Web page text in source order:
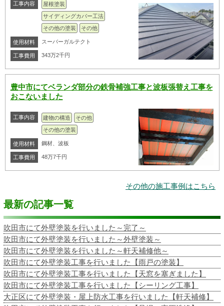
工事内容
屋根塗装
サイディングカバー工法
その他の塗装
その他
使用材料 スーバーガルテクト
工事費用 343万2千円
豊中市にてベランダ部分の鉄骨補強工事と波板張替え工事を
おこないました
工事内容 建物の構造
その他
その他の塗装
使用材料 鋼材、波板
工事費用 48万7千円
その他の施工事例はこちら
最新の記事一覧
吹田市にて外壁塗装を行いました～完了～
吹田市にて外壁塗装を行いました～外壁塗装～
吹田市にて外壁塗装を行いました～軒天補修他～
吹田市にて外壁塗装工事を行いました【雨戸の塗装】
吹田市にて外壁塗装工事を行いました【天窓を塞ぎました】
吹田市にて外壁塗装工事を行いました【シーリング工事】
大正区にて外壁塗装・屋上防水工事を行いました【軒天補修】